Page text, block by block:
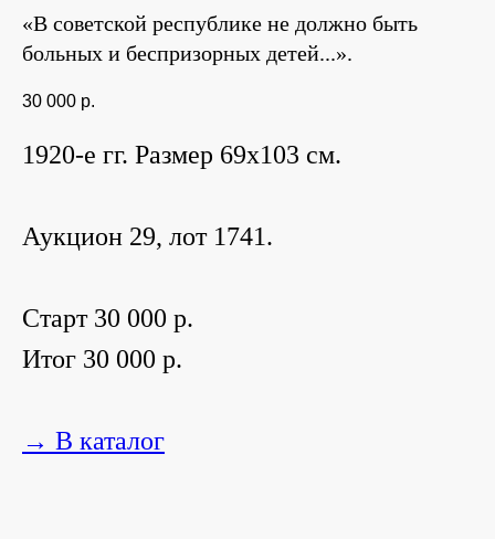
«В советской республике не должно быть
больных и беспризорных детей...».
30 000 р.
1920-е гг. Размер 69х103 см.
Аукцион 29, лот 1741.
Старт 30 000 р.
Итог 30 000 р.
→ В каталог